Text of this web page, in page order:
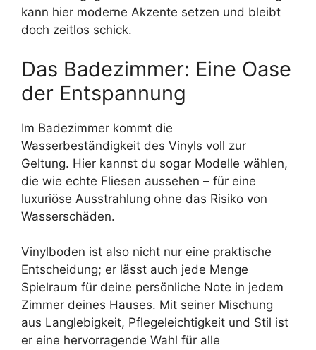
kann hier moderne Akzente setzen und bleibt
doch zeitlos schick.
Das Badezimmer: Eine Oase
der Entspannung
Im Badezimmer kommt die
Wasserbeständigkeit des Vinyls voll zur
Geltung. Hier kannst du sogar Modelle wählen,
die wie echte Fliesen aussehen – für eine
luxuriöse Ausstrahlung ohne das Risiko von
Wasserschäden.
Vinylboden ist also nicht nur eine praktische
Entscheidung; er lässt auch jede Menge
Spielraum für deine persönliche Note in jedem
Zimmer deines Hauses. Mit seiner Mischung
aus Langlebigkeit, Pflegeleichtigkeit und Stil ist
er eine hervorragende Wahl für alle